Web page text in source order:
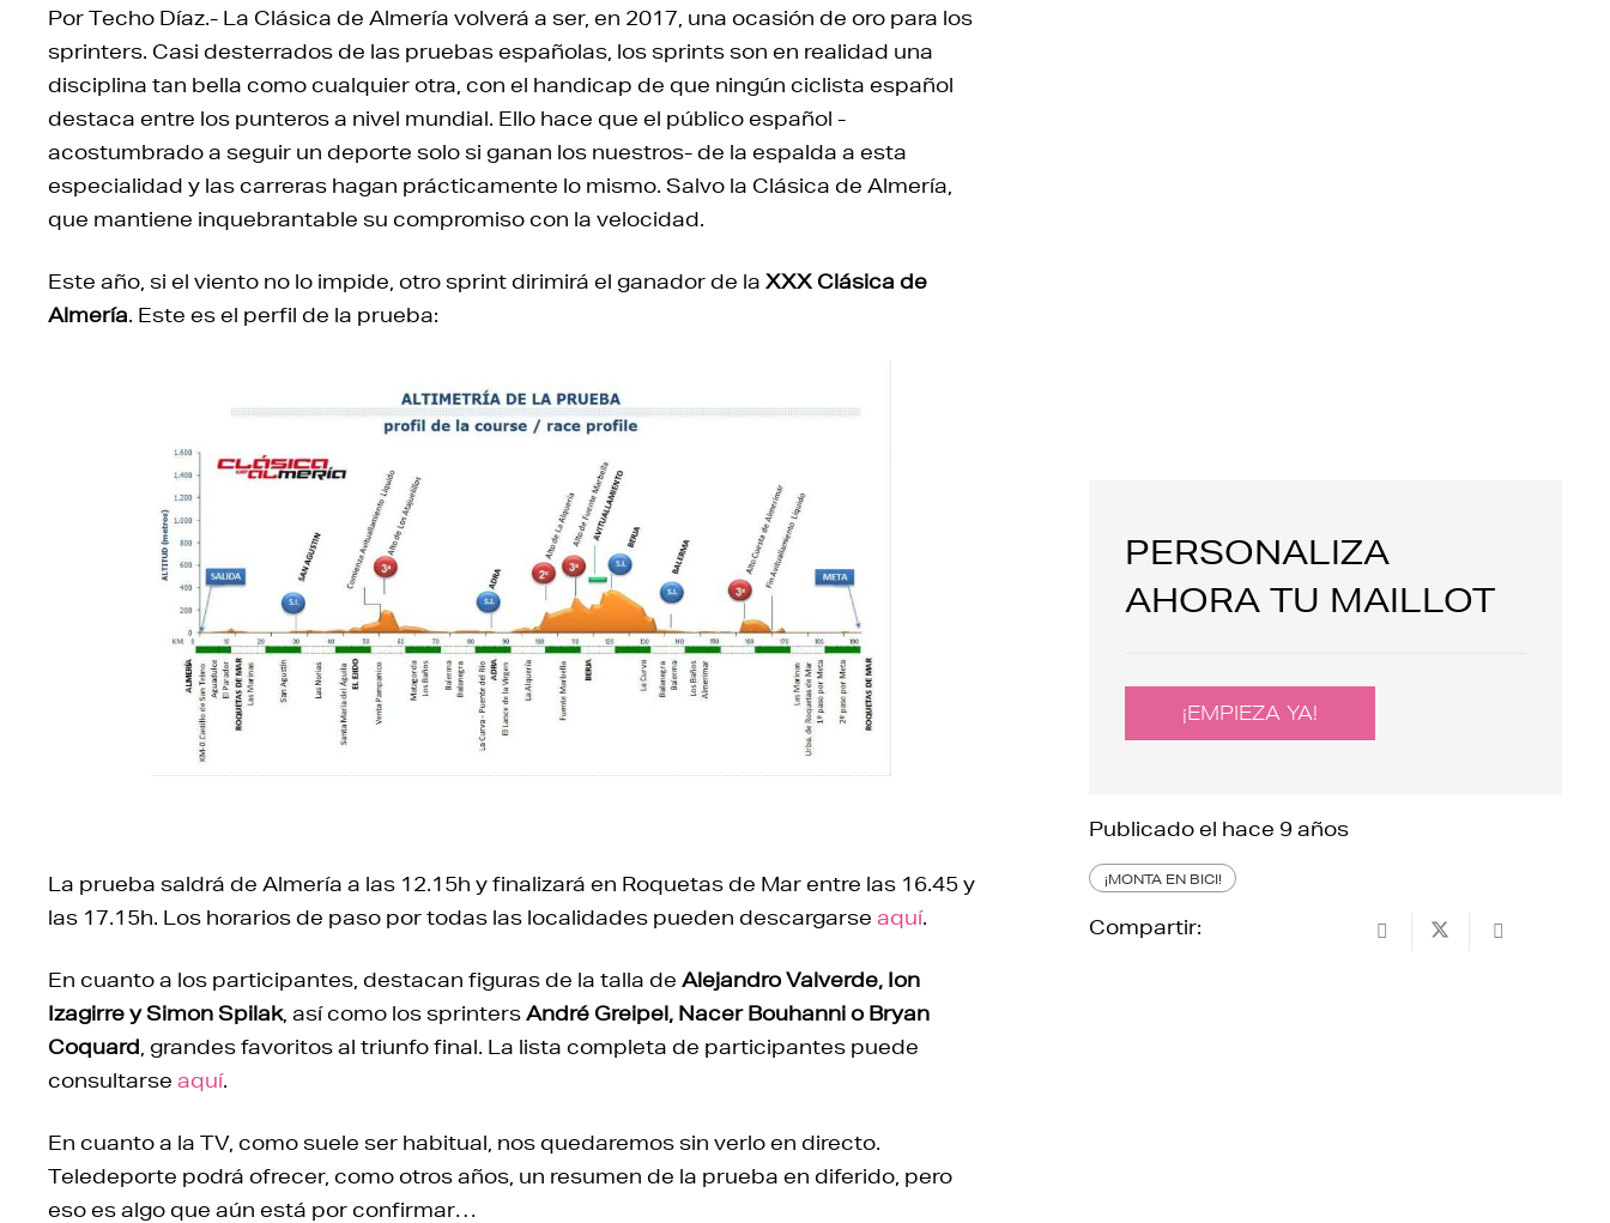
Por Techo Díaz.- La Clásica de Almería volverá a ser, en 2017, una ocasión de oro para los
sprinters. Casi desterrados de las pruebas españolas, los sprints son en realidad una
disciplina tan bella como cualquier otra, con el handicap de que ningún ciclista español
destaca entre los punteros a nivel mundial. Ello hace que el público español -
acostumbrado a seguir un deporte solo si ganan los nuestros- de la espalda a esta
especialidad y las carreras hagan prácticamente lo mismo. Salvo la Clásica de Almería,
que mantiene inquebrantable su compromiso con la velocidad.
Este año, si el viento no lo impide, otro sprint dirimirá el ganador de la XXX Clásica de
Almería. Este es el perfil de la prueba:
La prueba saldrá de Almería a las 12.15h y finalizará en Roquetas de Mar entre las 16.45 y
las 17.15h. Los horarios de paso por todas las localidades pueden descargarse aquí.
En cuanto a los participantes, destacan figuras de la talla de Alejandro Valverde, Ion
Izagirre y Simon Spilak, así como los sprintersAndré Greipel, Nacer Bouhanni o Bryan
Coquard , grandes favoritos al triunfo final. La lista completa de participantes puede
consultarse aquí.
En cuanto a la TV, como suele ser habitual, nos quedaremos sin verlo en directo.
Teledeporte podrá ofrecer, como otros años, un resumen de la prueba en diferido, pero
eso es algo que aún está por confirmar…
PERSONALIZA
AHORA TU MAILLOT
¡EMPIEZA YA!
Publicado el hace 9 años
¡MONTA EN BICI!
Compartir: